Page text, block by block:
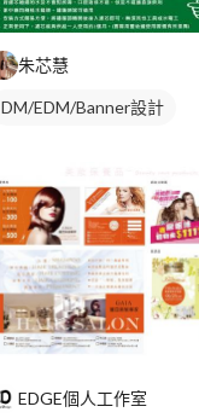
朱芯慧
DM/EDM/Banner設計
EDGE個人工作室